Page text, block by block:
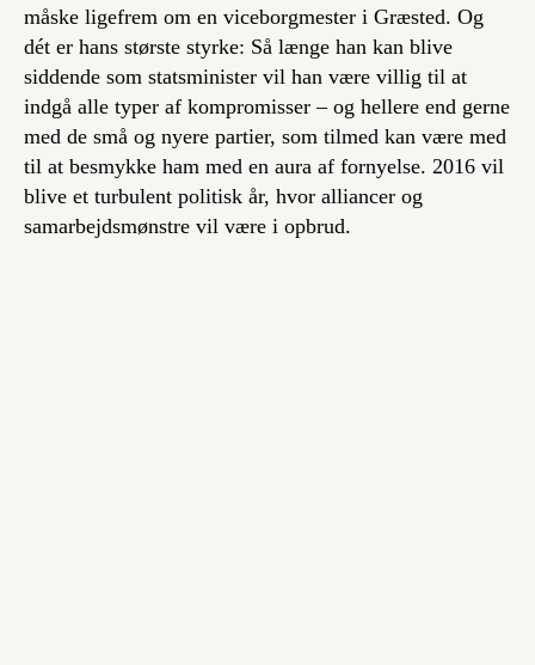
måske ligefrem om en viceborgmester i Græsted. Og
dét er hans største styrke: Så længe han kan blive
siddende som statsminister vil han være villig til at
indgå alle typer af kompromisser – og hellere end gerne
med de små og nyere partier, som tilmed kan være med
til at besmykke ham med en aura af fornyelse. 2016 vil
blive et turbulent politisk år, hvor alliancer og
samarbejdsmønstre vil være i opbrud.